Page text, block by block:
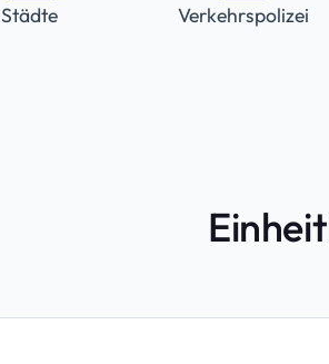
Städte Verkehrspolizei